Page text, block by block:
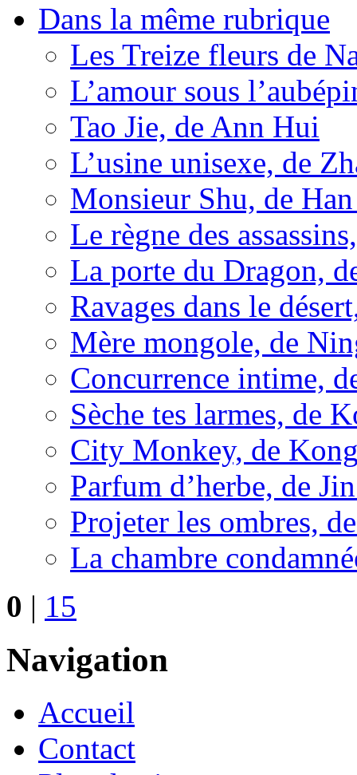
Dans la même rubrique
Les Treize fleurs de
L’amour sous
Tao Jie, de Ann Hui
L’usine unisexe, de
Monsieur Shu, de
Le règne des
La porte du Dragon,
Ravages dans le
Mère mongole, de
Concurrence intime,
Sèche tes larmes, de
City Monkey, de
Parfum d’herbe, de
Projeter les ombres,
La chambre
0 | 15
Navigation
Accueil
Contact